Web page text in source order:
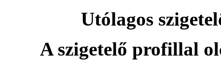
Utólagos
A szigetelő profillal